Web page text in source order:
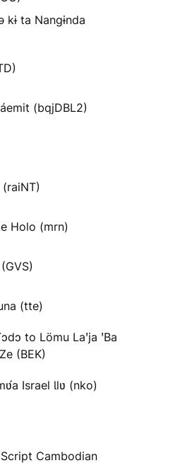
kɨ ta Nangɨnda
(bqjDBL2)
Holo (mrn)
(tte)
to Lömu Laꞌja ꞌBa
(BEK)
Israel Ɩlʋ (nko)
Cambodian